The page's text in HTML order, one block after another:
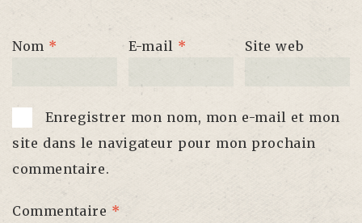
Nom * E-mail * Site web
Enregistrer mon nom, mon e-mail et mon
site dans le navigateur pour mon prochain
commentaire.
Commentaire *